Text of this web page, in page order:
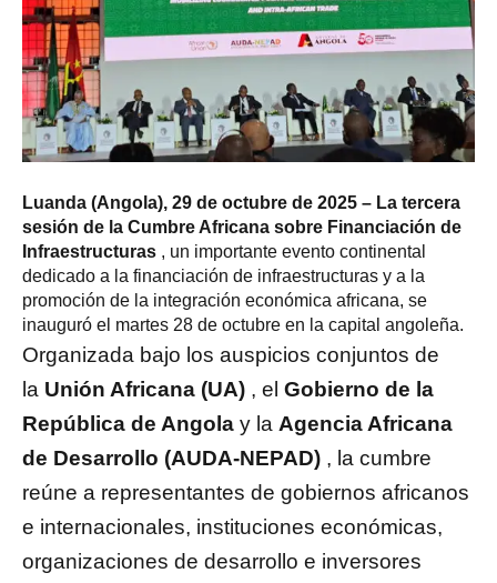
Luanda (Angola), 29 de octubre de 2025 – La tercera
sesión de la Cumbre Africana sobre Financiación de
Infraestructuras , un importante evento continental
dedicado a la financiación de infraestructuras y a la
promoción de la integración económica africana, se
inauguró el martes 28 de octubre en la capital angoleña.
Organizada bajo los auspicios conjuntos de
la Unión Africana (UA) , el Gobierno de la
República de Angola y la Agencia Africana
de Desarrollo (AUDA-NEPAD) , la cumbre
reúne a representantes de gobiernos africanos
e internacionales, instituciones económicas,
organizaciones de desarrollo e inversores